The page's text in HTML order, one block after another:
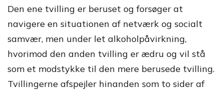
Den ene tvilling er beruset og forsøger at
navigere en situationen af netværk og socialt
samvær, men under let alkoholpåvirkning,
hvorimod den anden tvilling er ædru og vil stå
som et modstykke til den mere berusede tvilling.
Tvillingerne afspejler hinanden som to sider af